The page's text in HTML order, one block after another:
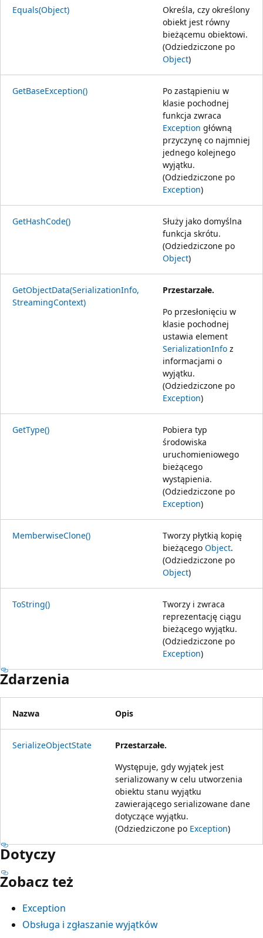
Equals(Object)
Określa, czy określony
obiekt jest równy
bieżącemu obiektowi.
(Odziedziczone po
Object)
GetBaseException()
Po zastąpieniu w
klasie pochodnej
funkcja zwraca
Exception główną
przyczynę co najmniej
jednego kolejnego
wyjątku.
(Odziedziczone po
Exception)
GetHashCode()
Służy jako domyślna
funkcja skrótu.
(Odziedziczone po
Object)
GetObjectData(SerializationInfo,
StreamingContext)
Przestarzałe.
Po przesłonięciu w
klasie pochodnej
ustawia element
SerializationInfo z
informacjami o
wyjątku.
(Odziedziczone po
Exception)
GetType()
Pobiera typ
środowiska
uruchomieniowego
bieżącego
wystąpienia.
(Odziedziczone po
Exception)
MemberwiseClone()
Tworzy płytkią kopię
bieżącego Object.
(Odziedziczone po
Object)
ToString()
Tworzy i zwraca
reprezentację ciągu
bieżącego wyjątku.
(Odziedziczone po
Exception)
Zdarzenia
Nazwa Opis
SerializeObjectState
Przestarzałe.
Występuje, gdy wyjątek jest
serializowany w celu utworzenia
obiektu stanu wyjątku
zawierającego serializowane dane
dotyczące wyjątku.
(Odziedziczone po Exception)
Dotyczy
Zobacz też
Exception
Obsługa i zgłaszanie wyjątków